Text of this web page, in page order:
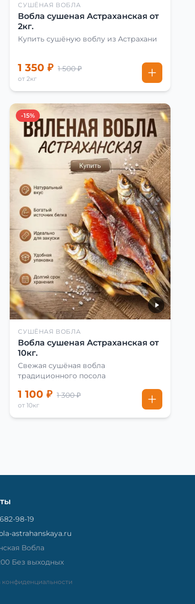
СУШЁНАЯ ВОБЛА
Вобла сушеная Астраханская от
2кг.
Купить сушёную воблу из Астрахани
1 350 ₽ 1 500 ₽
от 2кг
-15%
СУШЁНАЯ ВОБЛА
Вобла сушеная Астраханская от
10кг.
Свежая сушёная вобла
традиционного посола
1 100 ₽ 1 300 ₽
от 10кг
98-19
astrahanskaya.ru
Вобла
Без выходных
конфиденциальности